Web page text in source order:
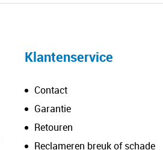
Klantenservice
Contact
Garantie
Retouren
Reclameren breuk of schade